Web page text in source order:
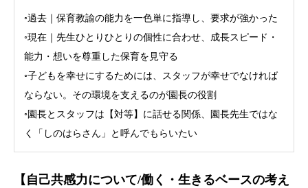
◦過去｜保育教諭の能力を一色単に指導し、要求が強かった
◦現在｜先生ひとりひとりの個性に合わせ、成長スピード・
能力・想いを尊重した保育を見守る
◦子どもを幸せにするためには、スタッフが幸せでなければ
ならない。その環境を支えるのが園長の役割
◦園長とスタッフは【対等】に話せる関係、園長先生ではな
く「しのはらさん」と呼んでもらいたい
【自己共感力について/働く・生きるベースの考え